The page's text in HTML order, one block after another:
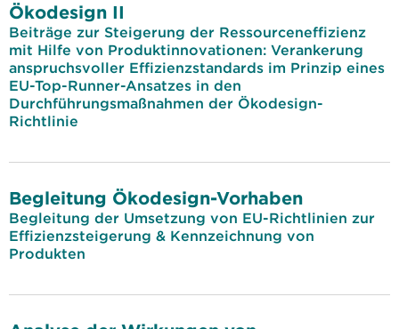
Ökodesign II
Beiträge zur Steigerung der Ressourceneffizienz
mit Hilfe von Produktinnovationen: Verankerung
anspruchsvoller Effizienzstandards im Prinzip eines
EU-Top-Runner-Ansatzes in den
Durchführungsmaßnahmen der Ökodesign-
Richtlinie
Begleitung Ökodesign-Vorhaben
Begleitung der Umsetzung von EU-Richtlinien zur
Effizienzsteigerung & Kennzeichnung von
Produkten